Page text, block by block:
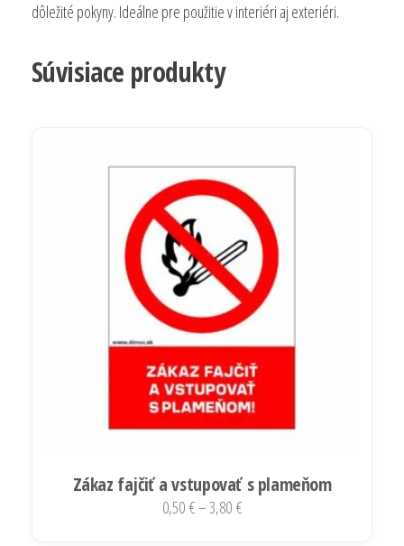
dôležité pokyny. Ideálne pre použitie v interiéri aj exteriéri.
Súvisiace produkty
Zákaz fajčiť a vstupovať s plameňom
0,50 €–3,80 €Price